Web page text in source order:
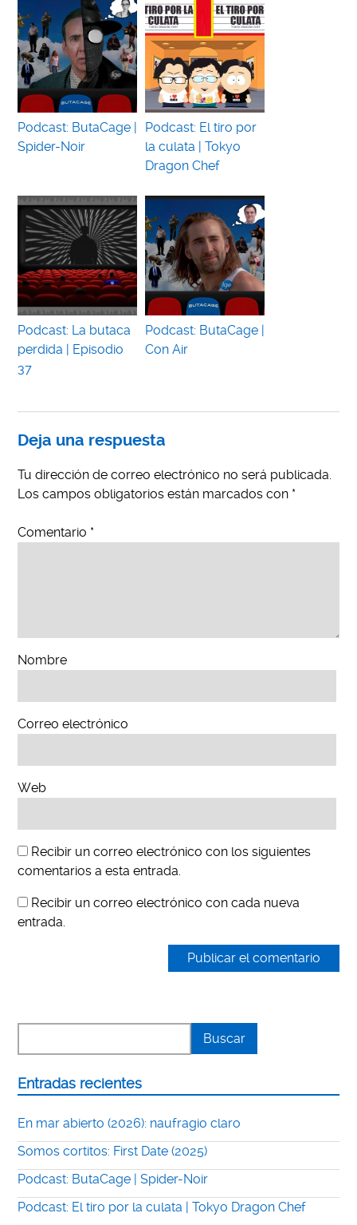
Podcast: ButaCage |
Spider-Noir
Podcast: El tiro por
la culata | Tokyo
Dragon Chef
Podcast: La butaca
perdida | Episodio
37
Podcast: ButaCage |
Con Air
Deja una respuesta
Tu dirección de correo electrónico no será publicada.
Los campos obligatorios están marcados con *
Comentario *
Nombre
Correo electrónico
Web
Recibir un correo electrónico con los siguientes
comentarios a esta entrada.
Recibir un correo electrónico con cada nueva
entrada.
Entradas recientes
En mar abierto (2026): naufragio claro
Somos cortitos: First Date (2025)
Podcast: ButaCage | Spider-Noir
Podcast: El tiro por la culata | Tokyo Dragon Chef